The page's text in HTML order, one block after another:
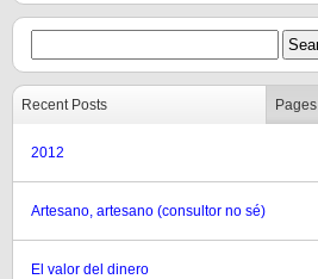
Recent Posts Pages
2012
Artesano, artesano (consultor no sé)
El valor del dinero